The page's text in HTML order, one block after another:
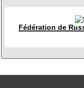
Fédération de